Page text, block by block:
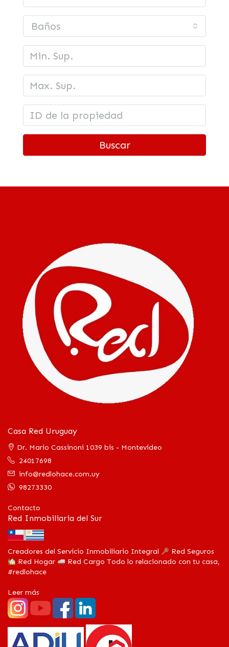
Baños
Buscar
Casa Red Uruguay
Dr. Mario Cassinoni 1039 bis - Montevideo
24017698
info@redlohace.com.uy
98273330
Contacto
Red Inmobiliaria del Sur
Creadores del Servicio Inmobiliario Integral
Red Seguros
Red Hogar
Red Cargo Todo lo relacionado con tu casa,
#redlohace
Leer más